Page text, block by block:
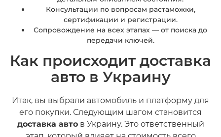
Консультации по вопросам растаможки,
сертификации и регистрации.
Сопровождение на всех этапах — от поиска до
передачи ключей.
Как происходит доставка
авто в Украину
Итак, вы выбрали автомобиль и платформу для
его покупки. Следующим шагом становится
доставка автов Украину. Это ответственный